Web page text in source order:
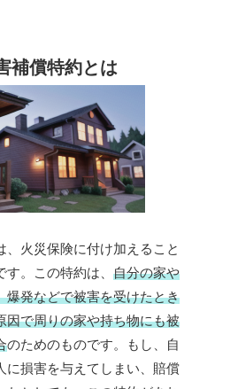
補償特約とは
、火災保険に付け加えること
。この特約は、 自分の家や
爆発などで被害を受けたとき
因で周りの家や持ち物にも被
のためのものです。もし、自
に損害を与えてしまい、賠償